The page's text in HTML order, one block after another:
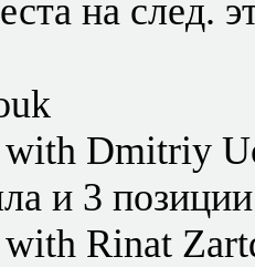
на след.
Dmitriy
и 3 позиции
Rinat